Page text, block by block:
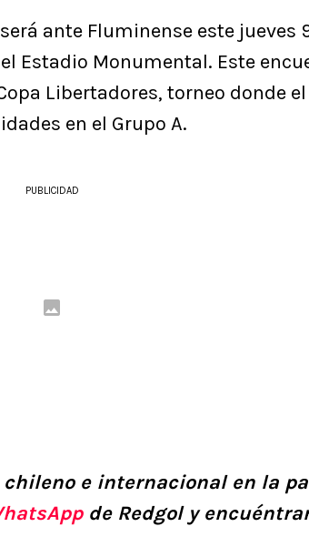
ante Fluminense este jueves
Estadio Monumental. Este
Libertadores, torneo donde
en el Grupo A.
PUBLICIDAD
e internacional en la
de Redgol y